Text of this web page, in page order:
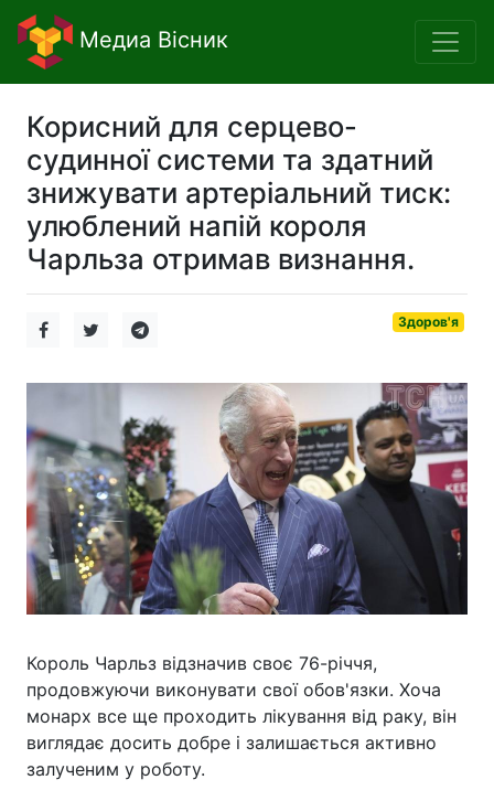
Медиа Вісник
Корисний для серцево-
судинної системи та здатний
знижувати артеріальний тиск:
улюблений напій короля
Чарльза отримав визнання.
Здоров'я
Король Чарльз відзначив своє 76-річчя,
продовжуючи виконувати свої обов'язки. Хоча
монарх все ще проходить лікування від раку, він
виглядає досить добре і залишається активно
залученим у роботу.